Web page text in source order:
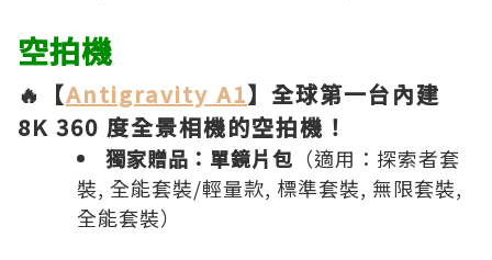
空拍機
🔥【Antigravity A1】全球第一台內建
8K 360 度全景相機的空拍機！
獨家贈品：單鏡片包 （適用：探索者套
裝, 全能套裝/輕量款, 標準套裝, 無限套裝,
全能套裝）